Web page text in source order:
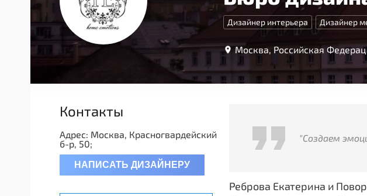
Дизайнер интерьера Дизайнер
Москва, Российская
Контакты
Адрес: Москва, Красногвардейский
б-р, 50;
НАПИСАТЬ ДИЗАЙНЕРУ
"Создаем
Реброва Екатерина и